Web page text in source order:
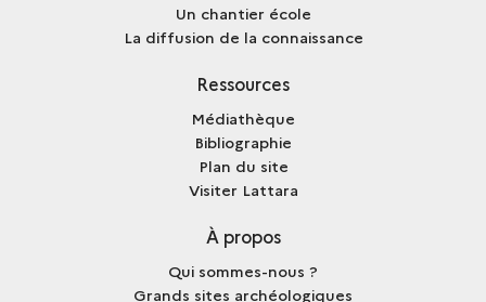
Un chantier école
La diffusion de la connaissance
Ressources
Médiathèque
Bibliographie
Plan du site
Visiter Lattara
À propos
Qui sommes-nous ?
Grands sites archéologiques